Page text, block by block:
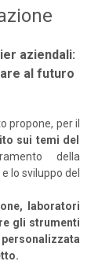
aziendali:
al futuro
propone, per il
sui temi del
della
lo sviluppo del
laboratori
gli strumenti